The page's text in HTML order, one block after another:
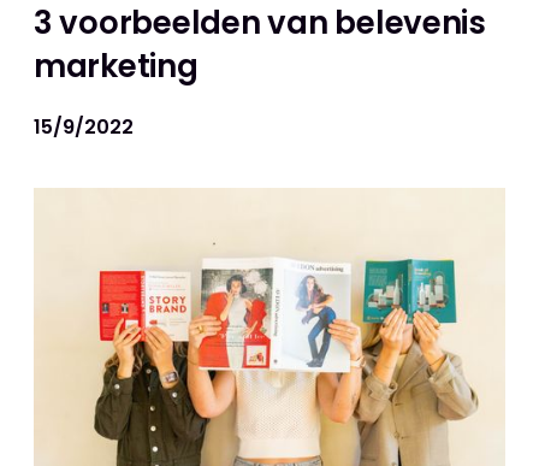
3 voorbeelden van belevenis
marketing
15/9/2022